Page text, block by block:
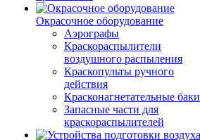
Окрасочное оборудование
Аэрографы
Краскораспылители
воздушного распыления
Краскопульты ручного
действия
Красконагнетательные баки
Запасные части для
краскораспылителей